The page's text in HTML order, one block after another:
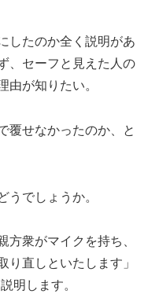
したのか全く説明があ
、セーフと見えた人の
由が知りたい。
覆せなかったのか、と
うでしょうか。
方衆がマイクを持ち、
り直しといたします」
明します。